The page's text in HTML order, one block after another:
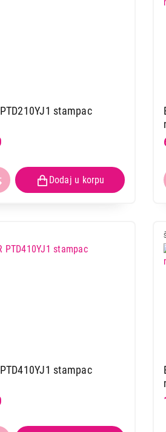
stampac
stampac
Završi kupovinu